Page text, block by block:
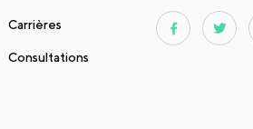
Carrières
Consultations